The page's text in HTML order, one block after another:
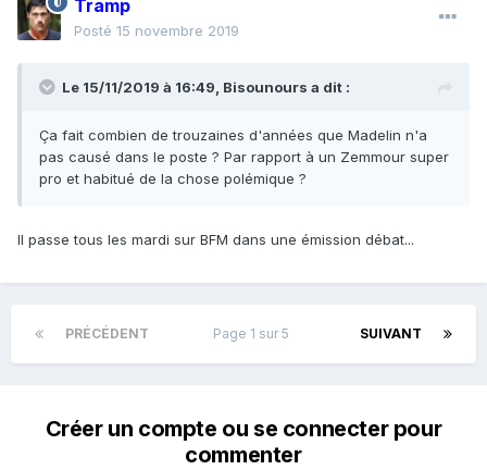
Tramp
Posté 15 novembre 2019
Le 15/11/2019 à 16:49, Bisounours a dit :
Ça fait combien de trouzaines d'années que Madelin n'a
pas causé dans le poste ? Par rapport à un Zemmour super
pro et habitué de la chose polémique ?
Il passe tous les mardi sur BFM dans une émission débat...
PRÉCÉDENT SUIVANT
Page 1 sur 5
Créer un compte ou se connecter pour
commenter